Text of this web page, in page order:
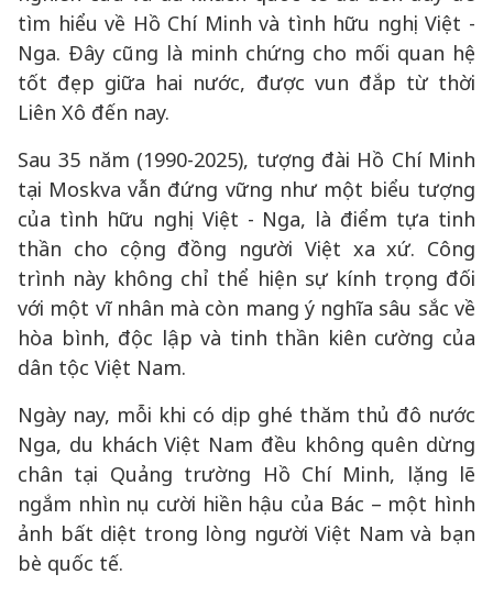
tìm hiểu về Hồ Chí Minh và tình hữu nghị Việt -
Nga. Đây cũng là minh chứng cho mối quan hệ
tốt đẹp giữa hai nước, được vun đắp từ thời
Liên Xô đến nay.
Sau 35 năm (1990-2025), tượng đài Hồ Chí Minh
tại Moskva vẫn đứng vững như một biểu tượng
của tình hữu nghị Việt - Nga, là điểm tựa tinh
thần cho cộng đồng người Việt xa xứ. Công
trình này không chỉ thể hiện sự kính trọng đối
với một vĩ nhân mà còn mang ý nghĩa sâu sắc về
hòa bình, độc lập và tinh thần kiên cường của
dân tộc Việt Nam.
Ngày nay, mỗi khi có dịp ghé thăm thủ đô nước
Nga, du khách Việt Nam đều không quên dừng
chân tại Quảng trường Hồ Chí Minh, lặng lẽ
ngắm nhìn nụ cười hiền hậu của Bác – một hình
ảnh bất diệt trong lòng người Việt Nam và bạn
bè quốc tế.